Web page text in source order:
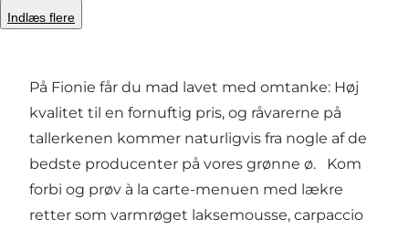
Indlæs flere
fokus på fynske grøntsager. Restauranten er
På Fionie får du mad lavet med omtanke: Høj
kvalitet til en fornuftig pris, og råvarerne på
tallerkenen kommer naturligvis fra nogle af de
bedste producenter på vores grønne ø. Kom
forbi og prøv à la carte-menuen med lækre
retter som varmrøget laksemousse, carpaccio